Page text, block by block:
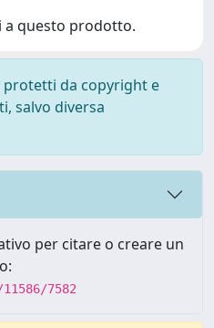
a questo prodotto.
protetti da copyright e
salvo diversa
per citare o creare un
7582